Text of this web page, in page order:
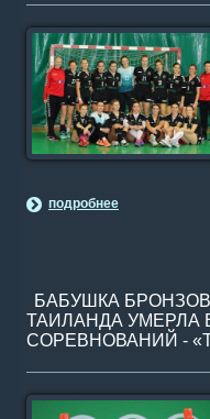
подробнее
БАБУШКА
ТАИЛАНДА УМЕРЛА
СОРЕВНОВАНИЙ -